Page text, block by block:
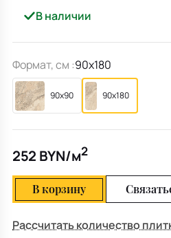
В наличии
Формат, см :90x180
90x90 90x180
252 BYN/м2
В корзину
Рассчитать количество